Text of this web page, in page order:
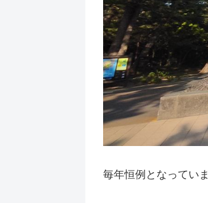
毎年恒例となってい